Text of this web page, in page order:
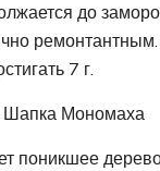
до
7 г.
Шапка Мономаха
поникшее